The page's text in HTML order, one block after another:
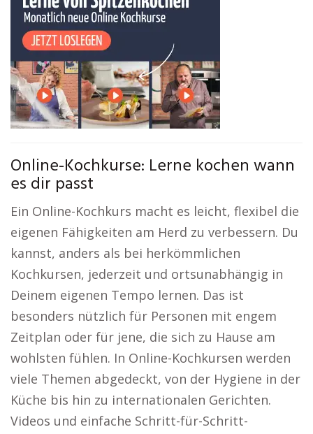
Online-Kochkurse: Lerne kochen wann
es dir passt
Ein Online-Kochkurs macht es leicht, flexibel die
eigenen Fähigkeiten am Herd zu verbessern. Du
kannst, anders als bei herkömmlichen
Kochkursen, jederzeit und ortsunabhängig in
Deinem eigenen Tempo lernen. Das ist
besonders nützlich für Personen mit engem
Zeitplan oder für jene, die sich zu Hause am
wohlsten fühlen. In Online-Kochkursen werden
viele Themen abgedeckt, von der Hygiene in der
Küche bis hin zu internationalen Gerichten.
Videos und einfache Schritt-für-Schritt-